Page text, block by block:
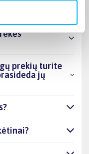
prekių turite
jų